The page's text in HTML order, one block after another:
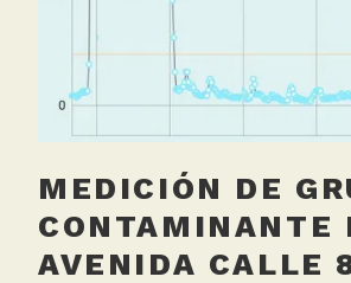
médico,
apartamentos
MEDICIÓN DE
CONTAMINANTE
AVENIDA CALLE